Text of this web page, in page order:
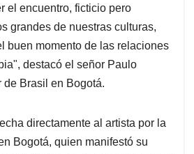
el encuentro, ficticio pero
grandes de nuestras culturas,
buen momento de las relaciones
destacó el señor Paulo
de Brasil en Bogotá.
directamente al artista por la
Bogotá, quien manifestó su